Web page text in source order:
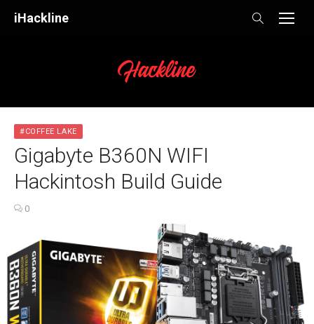
iHackline
#COFFEE LAKE
Gigabyte B360N WIFI
Hackintosh Build Guide
0